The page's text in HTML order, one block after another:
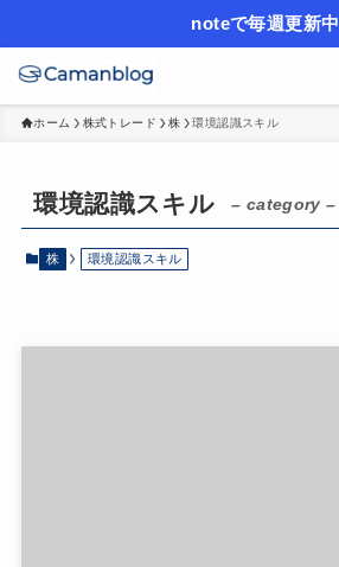
noteで毎週更新中
ホーム 株式トレード 株 環境認識スキル
環境認識スキル – category –
株 環境認識スキル